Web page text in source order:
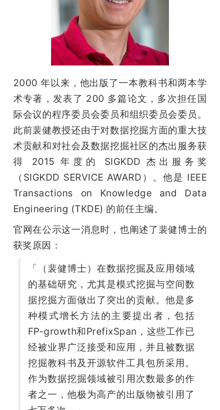
2000 年以来，他出版了一本教科书和两本学
术专著，发表了 200 多篇论文，多次担任国
际会议的程序委员会委员和组织委员会委员。
此前裴健教授还由于对数据挖掘方面的重大技
术贡献和对社会及数据挖掘社区的杰出服务获
得 2015 年度的 SIGKDD 杰出服务奖
（SIGKDD SERVICE AWARD）。他是 IEEE
Transactions on Knowledge and Data
Engineering (TKDE) 的前任主编。
官网在公示这一消息时，也阐述了裴健博士的
获奖原因：
「（裴健博士）在数据挖掘及应用领域
的基础研究，尤其是模式挖掘与空间数
据挖掘方面做出了突出的贡献。他是多
种模式增长方法的主要提出者，包括
FP-growth和PrefixSpan，这些工作已
经被业界广泛接受和应用，并且被数据
挖掘教科书及开源软件工具包所采用。
作为数据挖掘领域被引用次数最多的作
者之一，他极为高产的出版物被引用了